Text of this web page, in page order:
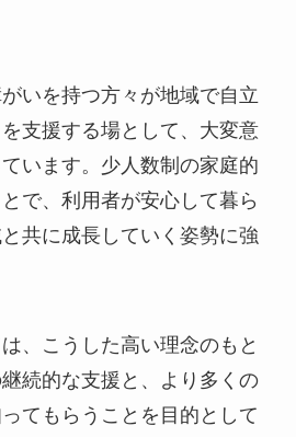
がいを持つ方々が地域で自立
支援する場として、大変意
います。少人数制の家庭的
で、利用者が安心して暮ら
共に成長していく姿勢に強
、こうした高い理念のもと
続的な支援と、より多くの
てもらうことを目的として